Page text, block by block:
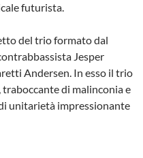
futurista.
del trio formato dal
Jesper
Andersen. In esso il trio
di malinconia e
unitarietà impressionante